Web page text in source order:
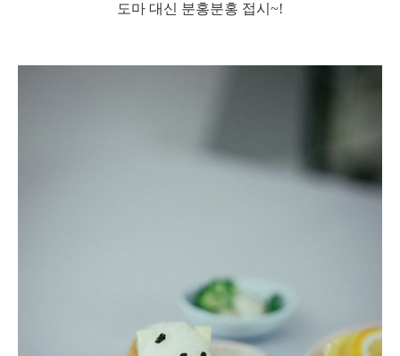
도마 대신 분홍분홍 접시~!